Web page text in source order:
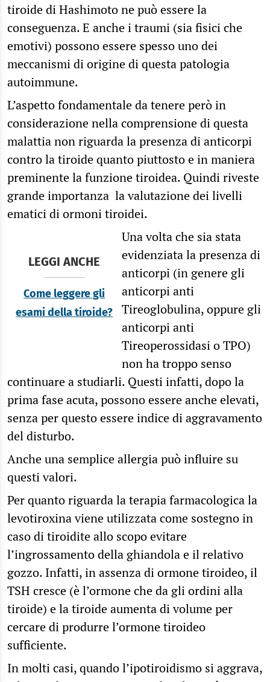
tiroide di Hashimoto ne può essere la
conseguenza. E anche i traumi (sia fisici che
emotivi) possono essere spesso uno dei
meccanismi di origine di questa patologia
autoimmune.
L’aspetto fondamentale da tenere però in
considerazione nella comprensione di questa
malattia non riguarda la presenza di anticorpi
contro la tiroide quanto piuttosto e in maniera
preminente la funzione tiroidea. Quindi riveste
grande importanza la valutazione dei livelli
ematici di ormoni tiroidei.
LEGGI ANCHE
Come leggere gli
esami della tiroide?
Una volta che sia stata
evidenziata la presenza di
anticorpi (in genere gli
anticorpi anti
Tireoglobulina, oppure gli
anticorpi anti
Tireoperossidasi o TPO)
non ha troppo senso
continuare a studiarli. Questi infatti, dopo la
prima fase acuta, possono essere anche elevati,
senza per questo essere indice di aggravamento
del disturbo.
Anche una semplice allergia può influire su
questi valori.
Per quanto riguarda la terapia farmacologica la
levotiroxina viene utilizzata come sostegno in
caso di tiroidite allo scopo evitare
l’ingrossamento della ghiandola e il relativo
gozzo. Infatti, in assenza di ormone tiroideo, il
TSH cresce (è l’ormone che da gli ordini alla
tiroide) e la tiroide aumenta di volume per
cercare di produrre l’ormone tiroideo
sufficiente.
In molti casi, quando l’ipotiroidismo si aggrava,